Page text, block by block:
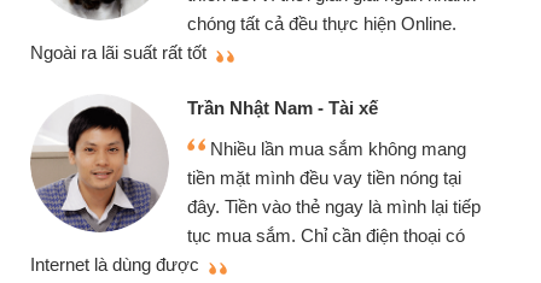
hiện Online.
không mang
tiền nóng tại
là mình lại tiếp
điện thoại có
cần gặp mặt nên rất tiện
thiệu cho bạn bè biết
Cấn Văn Lực - Tạp hóa
nhiều lúc cần vốn nhập
đến website qua bạn bè
đã giải quyết được công